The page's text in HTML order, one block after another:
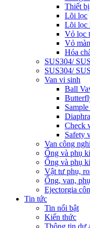
Thiết
Lõi lọc
Lõi lọc
Vỏ lọc
Vỏ
Hóa
SUS304/
SUS304/
Van vi sinh
Ball
Check
Safety
Van công
Ống và phụ
Ống và phụ
Vật tư phụ,
Ống, van,
Ejectorgia
Tin tức
Tin nổi bật
Kiến thức
Thông tin dự